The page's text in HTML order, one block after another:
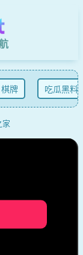
牌 吃瓜黑料
家